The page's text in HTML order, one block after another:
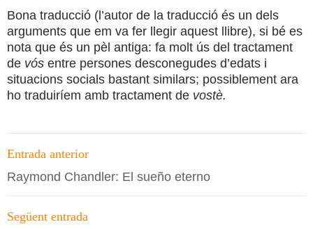
Bona traducció (l’autor de la traducció és un dels
arguments que em va fer llegir aquest llibre), si bé es
nota que és un pèl antiga: fa molt ús del tractament
de vós entre persones desconegudes d’edats i
situacions socials bastant similars; possiblement ara
ho traduiríem amb tractament de vostè.
Navegació
per
les
entrades
Entrada anterior
Raymond Chandler: El sueño eterno
Següent entrada